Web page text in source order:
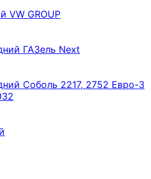
VW GROUP
ГАЗель Next
Соболь 2217, 2752 Евро-3